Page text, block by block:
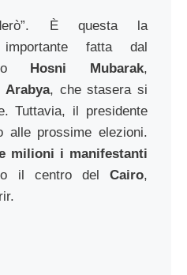
È questa la
fatta dal
Hosni Mubarak,
, che stasera si
Tuttavia, il presidente
alle prossime elezioni.
milioni i manifestanti
il centro delCairo,